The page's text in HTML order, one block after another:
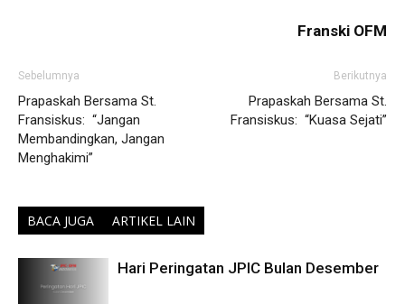
Franski OFM
Sebelumnya
Prapaskah Bersama St.
Fransiskus: “Jangan
Membandingkan, Jangan
Menghakimi”
Berikutnya
Prapaskah Bersama St.
Fransiskus: “Kuasa Sejati”
BACA JUGA ARTIKEL LAIN
Hari Peringatan JPIC Bulan Desember